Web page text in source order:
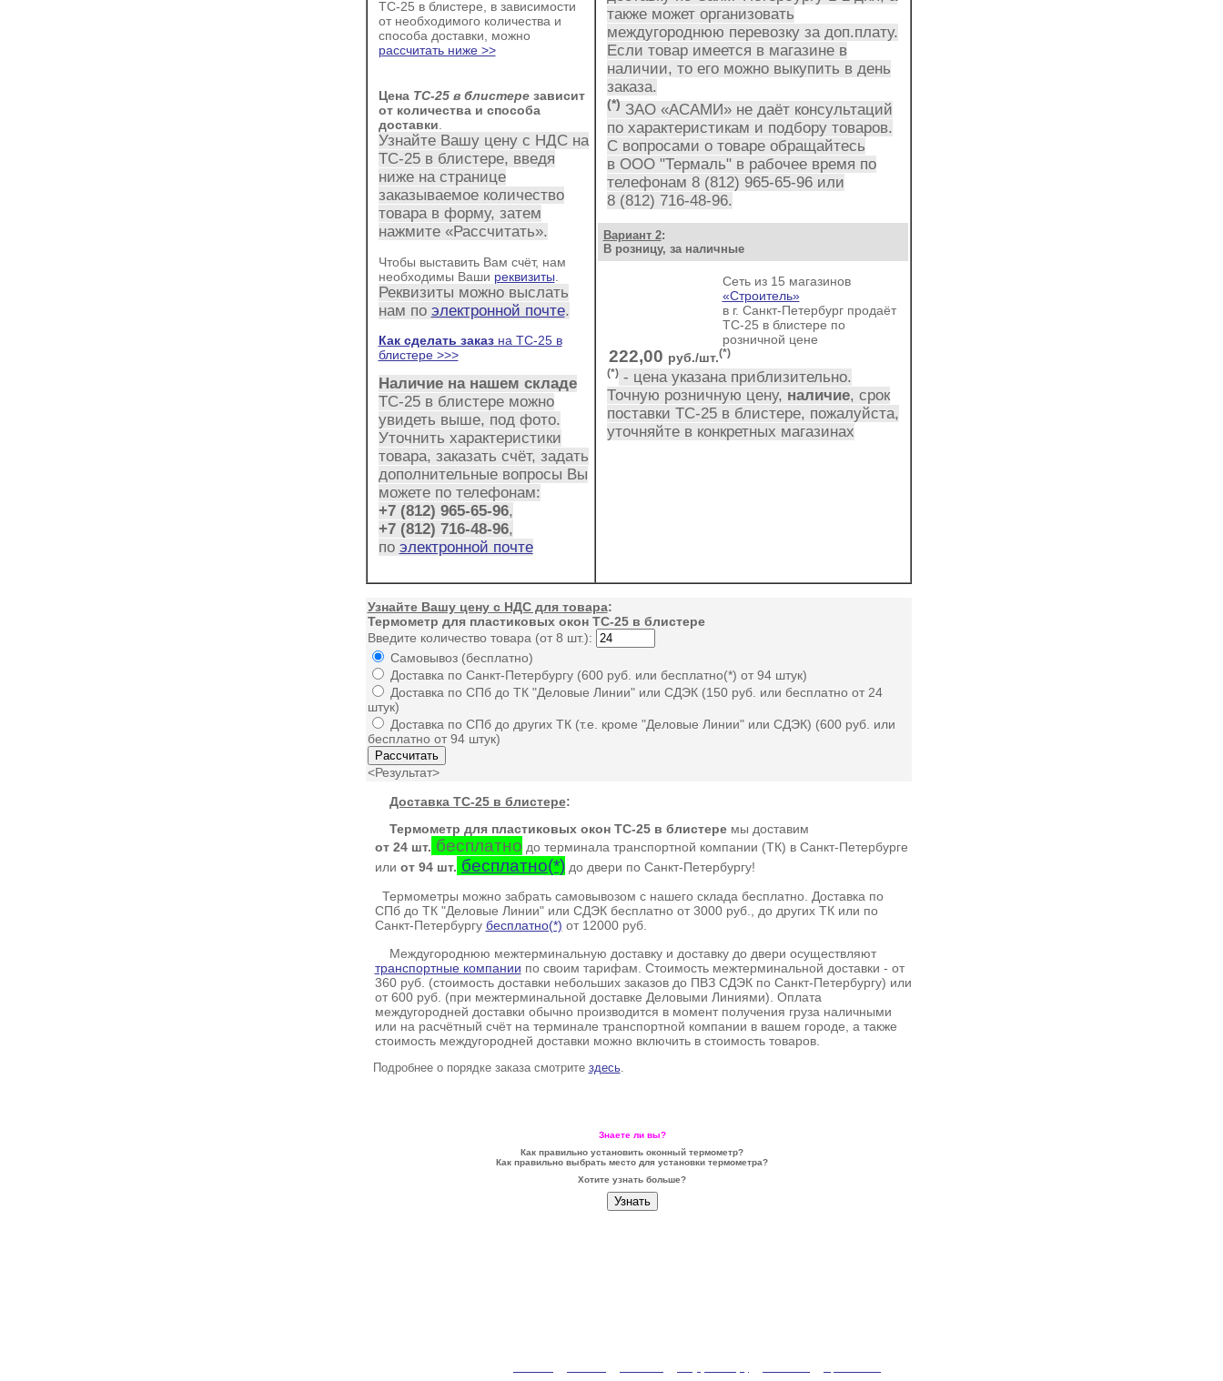
ТС-25 в блистере, в зависимости
от необходимого количества и
способа доставки, можно
рассчитать ниже >>
Цена ТС-25 в блистерезависит
от количества и способа
доставки.
Узнайте Вашу цену с НДС на
ТС-25 в блистере, введя
ниже на странице
заказываемое количество
товара в форму, затем
нажмите «Рассчитать».
Чтобы выставить Вам счёт, нам
необходимы Ваши реквизиты
Реквизиты можно выслать
нам по электронной почте.
Как сделать заказна ТС-25 в
блистере >>>
Наличие на нашем складе
ТС-25 в блистере можно
увидеть выше, под фото.
Уточнить характеристики
товара, заказать счёт, задать
дополнительные вопросы Вы
можете по телефонам:
+7 (812) 965-65-96,
+7 (812) 716-48-96,
по электронной почте
также может организовать
междугороднюю перевозку за доп.плату.
Если товар имеется в магазине в
наличии, то его можно выкупить в день
заказа.
(*) ЗАО «АСАМИ»не даёт консультаций
по характеристикам и подбору товаров.
С вопросами о товаре обращайтесь
в ООО "Термаль"в рабочее время по
телефонам 8 (812) 965-65-96или
8 (812) 716-48-96.
Вариант 2:
В розницу, за наличные
Сеть из 15 магазинов
«Строитель»
в г. Санкт-Петербургпродаёт
ТС-25 в блистере по
розничной цене
222,00 руб./шт.(*)
(*)- цена указана приблизительно.
Точную розничную цену, наличие, срок
поставки ТС-25 в блистере, пожалуйста,
уточняйте в конкретных магазинах
Узнайте Вашу цену с НДС для товара:
Термометр для пластиковых окон ТС-25 в блистере
Введите количество товара (от 8 шт.):
Самовывоз (бесплатно)
Доставка по Санкт-Петербургу (600 руб. или бесплатно(*) от 94 штук)
Доставка по СПб до ТК "Деловые Линии" или СДЭК (150 руб. или бесплатно от 24
штук)
Доставка по СПб до других ТК (т.е. кроме "Деловые Линии" или СДЭК) (600 руб. или
бесплатно от 94 штук)
<Результат>
Доставка ТС-25 в блистере:
Термометр для пластиковых окон ТС-25 в блистере мы доставим
от 24 шт. бесплатно до терминала транспортной компании (ТК) в Санкт-Петербурге
или от 94 шт. бесплатно(*)до двери по Санкт-Петербургу!
Термометры можно забрать самовывозом с нашего склада бесплатно. Доставка по
СПб до ТК "Деловые Линии" или СДЭК бесплатно от 3000 руб., до других ТК или по
Санкт-Петербургу бесплатно(*) от 12000 руб.
Междугороднюю межтерминальную доставку и доставку до двери осуществляют
транспортные компании по своим тарифам. Стоимость межтерминальной доставки - от
360 руб. (стоимость доставки небольших заказов до ПВЗ СДЭК по Санкт-Петербургу) или
от 600 руб. (при межтерминальной доставке Деловыми Линиями). Оплата
междугородней доставки обычно производится в момент получения груза наличными
или на расчётный счёт на терминале транспортной компании в вашем городе, а также
стоимость междугородней доставки можно включить в стоимость товаров.
Подробнее о порядке заказа смотрите здесь.
Знаете ли вы?
Как правильно установить оконный термометр?
Как правильно выбрать место для установки термометра?
Хотите узнать больше?